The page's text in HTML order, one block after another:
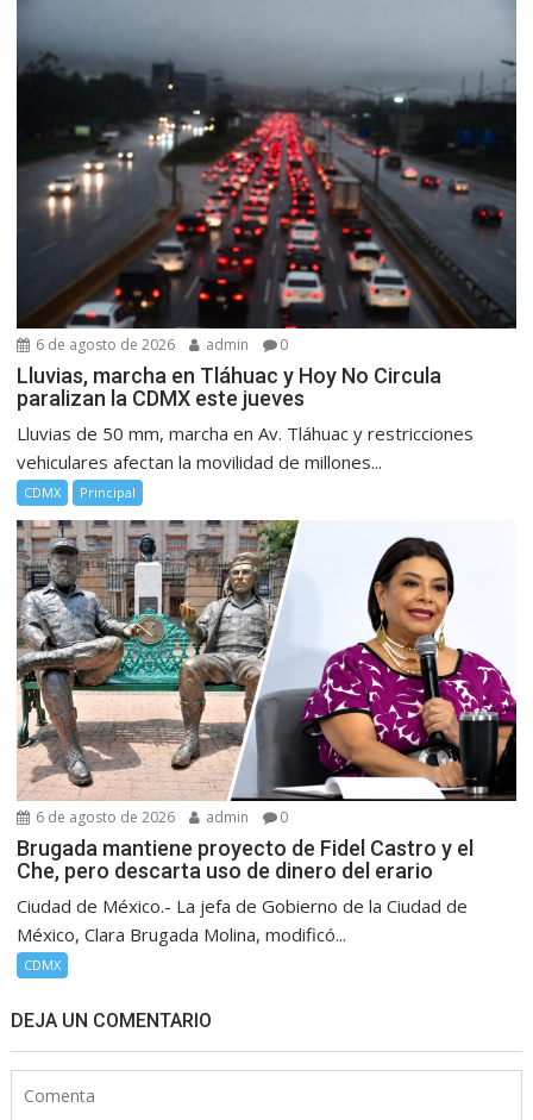
6 de agosto de 2026 admin 0
Lluvias, marcha en Tláhuac y Hoy No Circula
paralizan la CDMX este jueves
Lluvias de 50 mm, marcha en Av. Tláhuac y restricciones
vehiculares afectan la movilidad de millones...
CDMX Principal
6 de agosto de 2026 admin 0
Brugada mantiene proyecto de Fidel Castro y el
Che, pero descarta uso de dinero del erario
Ciudad de México.- La jefa de Gobierno de la Ciudad de
México, Clara Brugada Molina, modificó...
CDMX
DEJA UN COMENTARIO